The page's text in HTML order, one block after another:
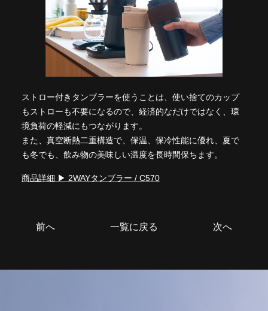
ストロー付きタンブラーを使うことは、使い捨てのカップ
もストローも不要になるので、経済的なだけではなく、環
境負荷の軽減にもつながります。
また、真空断熱二重構造で、保温、保冷性能に優れ、夏で
も冬でも、飲み物の美味しい温度を長時間保ちます。
商品詳細 ▶ 2WAYタンブラー / C570
前へ 一覧に戻る 次へ